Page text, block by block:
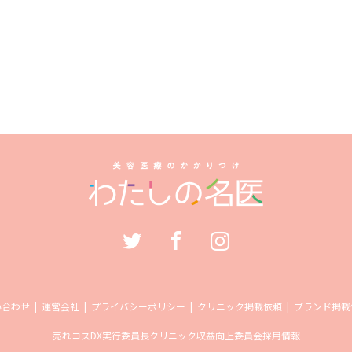
わせ 運営会社 プライバシーポリシー クリニック掲載依頼 ブランド掲
売れコスDX実行委員長クリニック収益向上委員会採用情報